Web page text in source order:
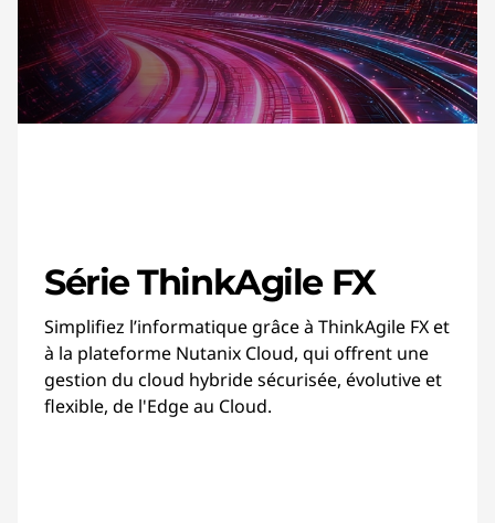
Série ThinkAgile FX
Simplifiez l’informatique grâce à ThinkAgile FX et
à la plateforme Nutanix Cloud, qui offrent une
gestion du cloud hybride sécurisée, évolutive et
flexible, de l'Edge au Cloud.